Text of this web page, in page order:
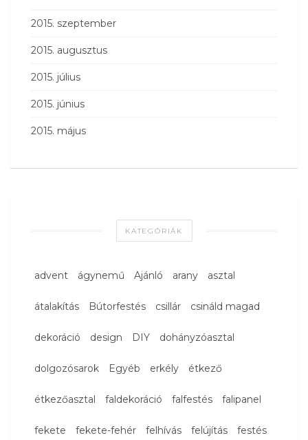
2015. szeptember
2015. augusztus
2015. július
2015. június
2015. május
KATEGÓRIÁK
advent ágynemű Ajánló arany asztal
átalakítás Bútorfestés csillár csináld magad
dekoráció design DIY dohányzóasztal
dolgozósarok Egyéb erkély étkező
étkezőasztal faldekoráció falfestés falipanel
fekete fekete-fehér felhívás felújítás festés